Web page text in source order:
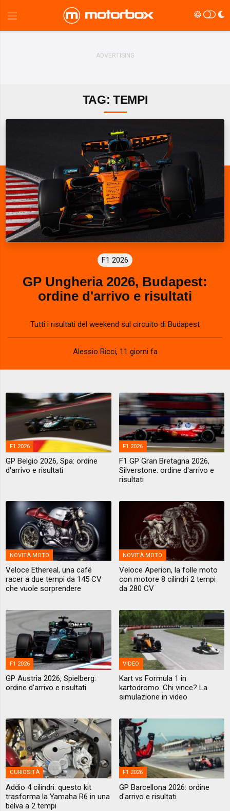
TAG: TEMPI
F1 2026
GP Ungheria 2026, Budapest:
ordine d'arrivo e risultati
Tutti i risultati del weekend sul circuito di Budapest
Alessio Ricci, 11 giorni fa
F1 2026
GP Belgio 2026, Spa: ordine
d'arrivo e risultati
F1 2026
F1 GP Gran Bretagna 2026,
Silverstone: ordine d'arrivo e
risultati
NOVITÀ MOTO
Veloce Ethereal, una café
racer a due tempi da 145 CV
che vuole sorprendere
NOVITÀ MOTO
Veloce Aperion, la folle moto
con motore 8 cilindri 2 tempi
da 280 CV
F1 2026
GP Austria 2026, Spielberg:
ordine d'arrivo e risultati
VIDEO
Kart vs Formula 1 in
kartodromo. Chi vince? La
simulazione in video
CURIOSITÀ
Addio 4 cilindri: questo kit
trasforma la Yamaha R6 in una
belva a 2 tempi
F1 2026
GP Barcellona 2026: ordine
d'arrivo e risultati